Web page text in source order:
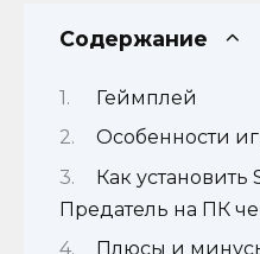
Содержание
Геймплей
Особенности
Как установить
Предатель на ПК
Плюсы и